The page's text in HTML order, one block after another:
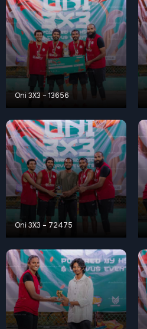
Oni 3X3 – 13656
Oni 3X3 – 72475